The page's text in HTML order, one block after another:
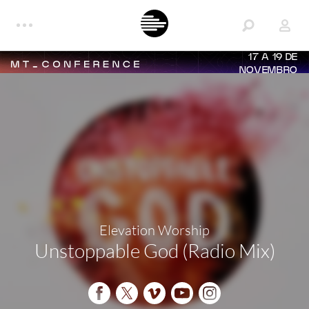
17 A 19 DE
NOVEMBRO
Elevation Worship
Unstoppable God (Radio Mix)